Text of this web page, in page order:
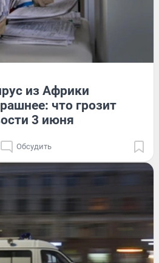
из Африки
что грозит
3 июня
Обсудить